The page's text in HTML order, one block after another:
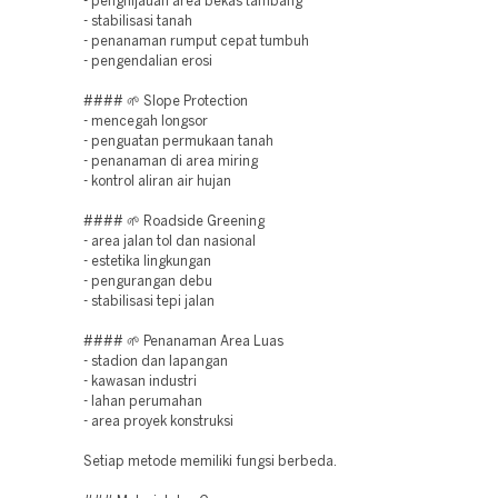
- stabilisasi tanah
- penanaman rumput cepat tumbuh
- pengendalian erosi
#### 🌱 Slope Protection
- mencegah longsor
- penguatan permukaan tanah
- penanaman di area miring
- kontrol aliran air hujan
#### 🌱 Roadside Greening
- area jalan tol dan nasional
- estetika lingkungan
- pengurangan debu
- stabilisasi tepi jalan
#### 🌱 Penanaman Area Luas
- stadion dan lapangan
- kawasan industri
- lahan perumahan
- area proyek konstruksi
Setiap metode memiliki fungsi berbeda.